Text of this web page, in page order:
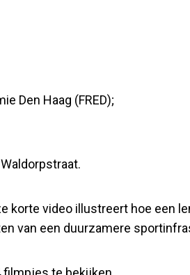
Den Haag (FRED);
korte video illustreert hoe een
van een duurzamere